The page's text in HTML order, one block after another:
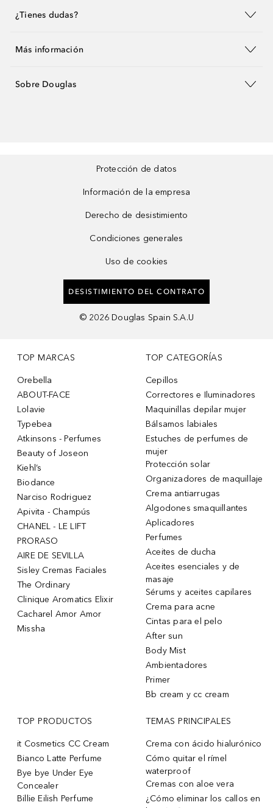
¿Tienes dudas?
Más información
Sobre Douglas
Protección de datos
Información de la empresa
Derecho de desistimiento
Condiciones generales
Uso de cookies
DESISTIMIENTO DEL CONTRATO
© 2026 Douglas Spain S.A.U
TOP MARCAS
Orebella
ABOUT-FACE
Lolavie
Typebea
Atkinsons - Perfumes
Beauty of Joseon
Kiehl’s
Biodance
Narciso Rodriguez
Apivita - Champús
CHANEL - LE LIFT
PRORASO
AIRE DE SEVILLA
Sisley Cremas Faciales
The Ordinary
Clinique Aromatics Elixir
Cacharel Amor Amor
Missha
TOP CATEGORÍAS
Cepillos
Correctores e Iluminadores
Maquinillas depilar mujer
Bálsamos labiales
Estuches de perfumes de
mujer
Protección solar
Organizadores de maquillaje
Crema antiarrugas
Algodones smaquillantes
Aplicadores
Perfumes
Aceites de ducha
Aceites esenciales y de
masaje
Sérums y aceites capilares
Crema para acne
Cintas para el pelo
After sun
Body Mist
Ambientadores
Primer
Bb cream y cc cream
TOP PRODUCTOS
it Cosmetics CC Cream
Bianco Latte Perfume
Bye bye Under Eye
Concealer
Billie Eilish Perfume
TEMAS PRINCIPALES
Crema con ácido hialurónico
Cómo quitar el rímel
waterproof
Cremas con aloe vera
¿Cómo eliminar los callos en